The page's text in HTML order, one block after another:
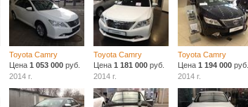
Toyota Camry
Цена1 053 000 руб.
2014 г.
Toyota Camry
Цена 1 181 000руб.
2014 г.
Toyota Camry
Цена 1 194 000руб.
2014 г.